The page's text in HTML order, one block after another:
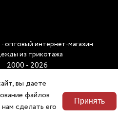
- оптовый интернет-магазин
из трикотажа
2000 - 2026
80 60
вы даете
файлов
сделать его
Принять